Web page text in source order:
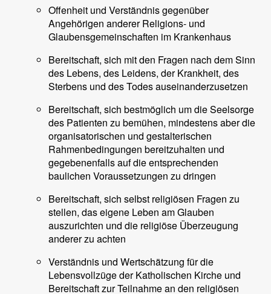
Offenheit und Verständnis gegenüber
Angehörigen anderer Religions- und
Glaubensgemeinschaften im Krankenhaus
Bereitschaft, sich mit den Fragen nach dem Sinn
des Lebens, des Leidens, der Krankheit, des
Sterbens und des Todes auseinanderzusetzen
Bereitschaft, sich bestmöglich um die Seelsorge
des Patienten zu bemühen, mindestens aber die
organisatorischen und gestalterischen
Rahmenbedingungen bereitzuhalten und
gegebenenfalls auf die entsprechenden
baulichen Voraussetzungen zu dringen
Bereitschaft, sich selbst religiösen Fragen zu
stellen, das eigene Leben am Glauben
auszurichten und die religiöse Überzeugung
anderer zu achten
Verständnis und Wertschätzung für die
Lebensvollzüge der Katholischen Kirche und
Bereitschaft zur Teilnahme an den religiösen